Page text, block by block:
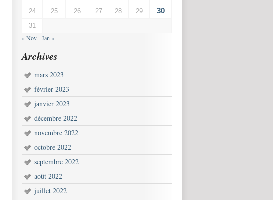
24 25 26 27 28 29 30
31
« Nov Jan »
Archives
mars 2023
février 2023
janvier 2023
décembre 2022
novembre 2022
octobre 2022
septembre 2022
août 2022
juillet 2022